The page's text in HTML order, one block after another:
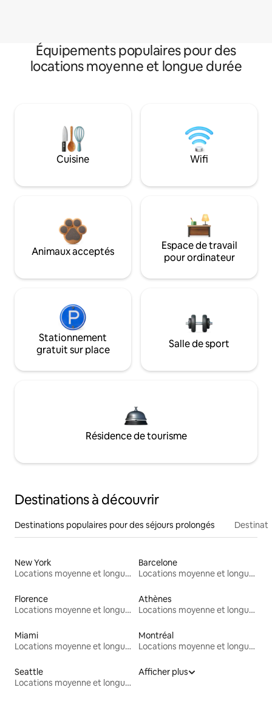
Équipements populaires pour des
locations moyenne et longue durée
Cuisine Wifi
Animaux acceptés
Espace de travail
pour ordinateur
Stationnement
gratuit sur place
Salle de sport
Résidence de tourisme
Destinations à découvrir
Destinations populaires pour des séjours prolongés
New York
Locations moyenne et longue durée
Barcelone
Locations moyenne et longue durée
Florence
Locations moyenne et longue durée
Athènes
Locations moyenne et longue durée
Miami
Locations moyenne et longue durée
Montréal
Locations moyenne et longue durée
Seattle
Locations moyenne et longue durée
Afficher plus